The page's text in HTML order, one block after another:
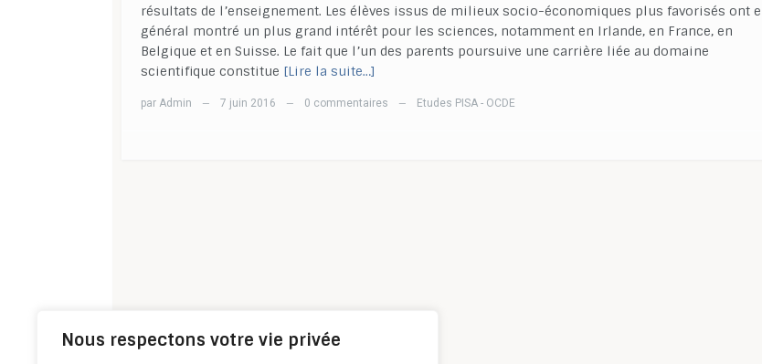
Nous respectons votre vie privée
résultats de l’enseignement. Les élèves issus de milieux socio-économiques plus favorisés ont
général montré un plus grand intérêt pour les sciences, notamment en Irlande, en France, en
Belgique et en Suisse. Le fait que l’un des parents poursuive une carrière liée au domaine
scientifique constitue [Lire la suite…]
par Admin — 7 juin 2016 — 0 commentaires — Etudes PISA - OCDE